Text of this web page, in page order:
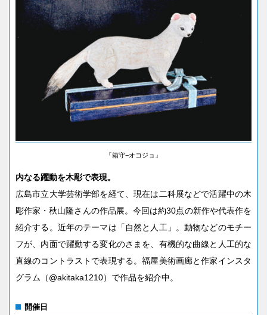
「箱守−オコジョ」
内なる躍動を木彫で表現。
広島市立大学芸術学部を経て、現在は二科展などで活躍中の木
彫作家・秋山隆さんの作品展。今回は約30点の新作や代表作を
紹介する。近年のテーマは「自然と人工」。動物などのモチー
フが、内面で躍動する変化のさまを、有機的な曲線と人工的な
直線のコントラストで表現する。福屋美術画廊と作家インスタ
グラム（@akitaka1210）で作品を紹介中。
開催日